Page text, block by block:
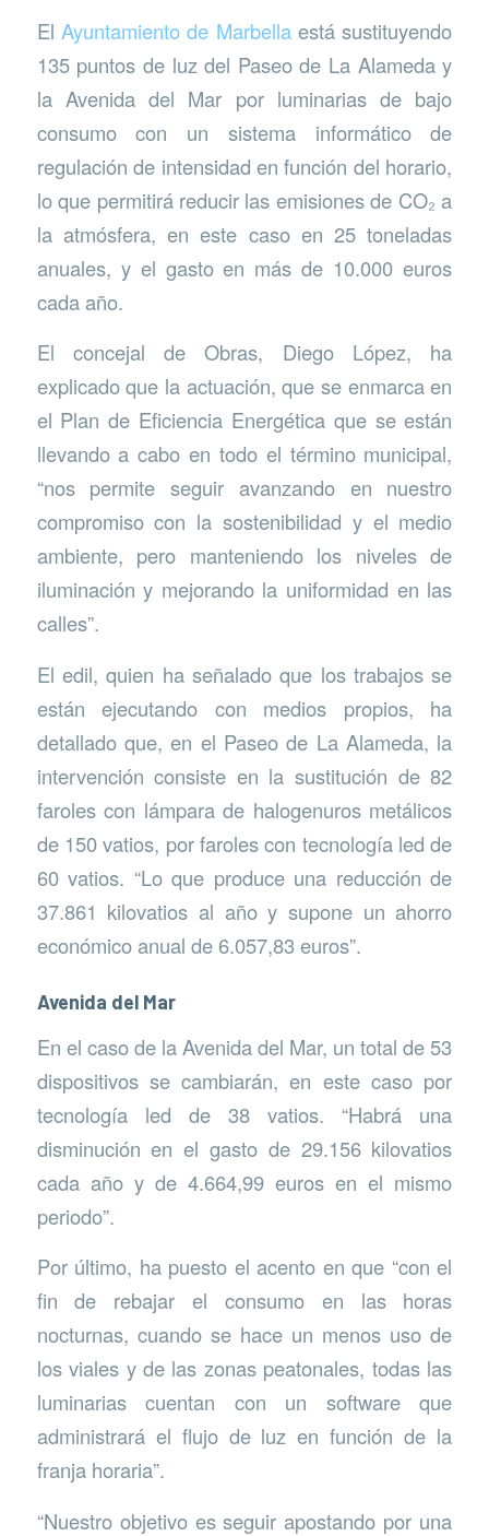
El Ayuntamiento de Marbellaestá sustituyendo
135 puntos de luz del Paseo de La Alameda y
la Avenida del Mar por luminarias de bajo
consumo con un sistema informático de
regulación de intensidad en función del horario,
lo que permitirá reducir las emisiones de CO₂ a
la atmósfera, en este caso en 25 toneladas
anuales, y el gasto en más de 10.000 euros
cada año.
El concejal de Obras, Diego López, ha
explicado que la actuación, que se enmarca en
el Plan de Eficiencia Energética que se están
llevando a cabo en todo el término municipal,
“nos permite seguir avanzando en nuestro
compromiso con la sostenibilidad y el medio
ambiente, pero manteniendo los niveles de
iluminación y mejorando la uniformidad en las
calles”.
El edil, quien ha señalado que los trabajos se
están ejecutando con medios propios, ha
detallado que, en el Paseo de La Alameda, la
intervención consiste en la sustitución de 82
faroles con lámpara de halogenuros metálicos
de 150 vatios, por faroles con tecnología led de
60 vatios. “Lo que produce una reducción de
37.861 kilovatios al año y supone un ahorro
económico anual de 6.057,83 euros”.
Avenida del Mar
En el caso de la Avenida del Mar, un total de 53
dispositivos se cambiarán, en este caso por
tecnología led de 38 vatios. “Habrá una
disminución en el gasto de 29.156 kilovatios
cada año y de 4.664,99 euros en el mismo
periodo”.
Por último, ha puesto el acento en que “con el
fin de rebajar el consumo en las horas
nocturnas, cuando se hace un menos uso de
los viales y de las zonas peatonales, todas las
luminarias cuentan con un software que
administrará el flujo de luz en función de la
franja horaria”.
“Nuestro objetivo es seguir apostando por una